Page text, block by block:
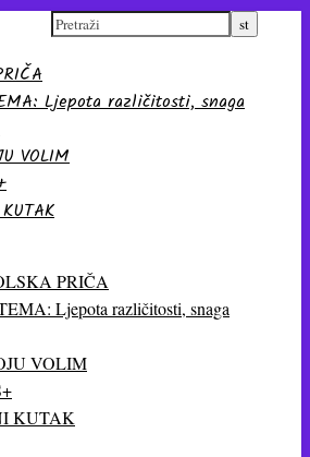
Ljepota različitosti, snaga
VOLIM
PRIČA
Ljepota različitosti, snaga
VOLIM
KUTAK